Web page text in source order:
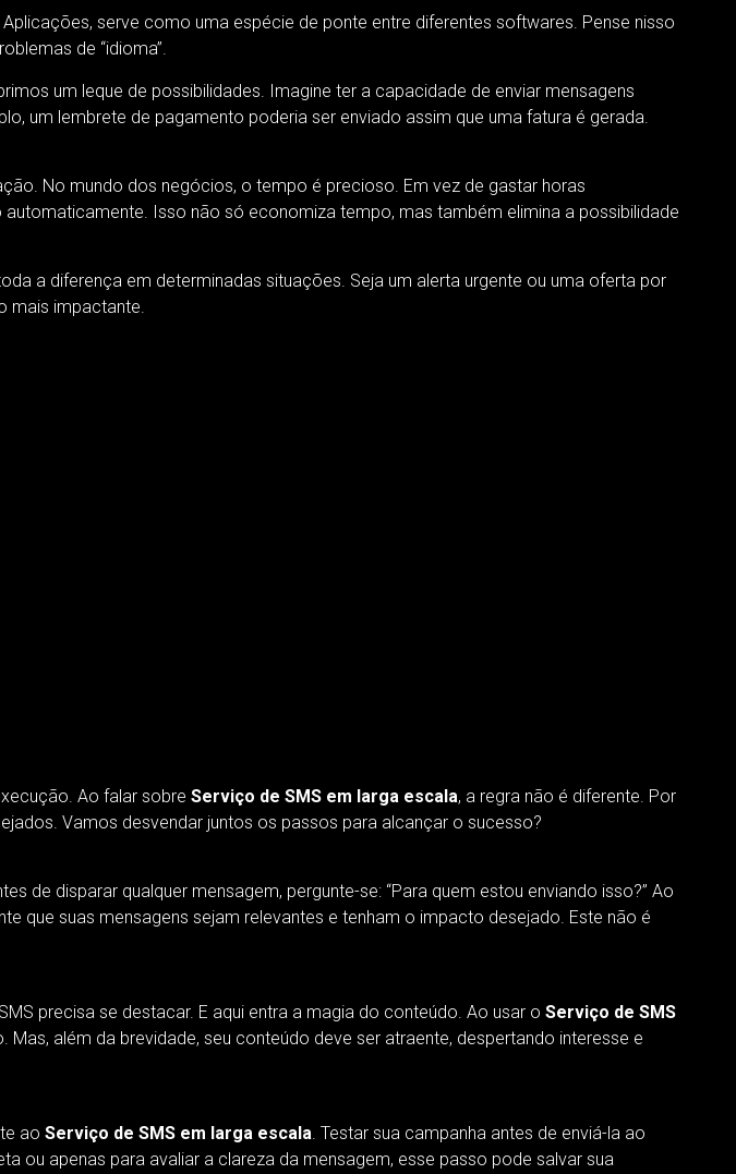
serve como uma espécie de ponte entre diferentes softwares. Pense nisso
de “idioma”.
um leque de possibilidades. Imagine ter a capacidade de enviar mensagens
um lembrete de pagamento poderia ser enviado assim que uma fatura é gerada.
No mundo dos negócios, o tempo é precioso. Em vez de gastar horas
Isso não só economiza tempo, mas também elimina a possibilidade
a diferença em determinadas situações. Seja um alerta urgente ou uma oferta por
mais impactante.
Ao falar sobre Serviço de SMS em larga escala, a regra não é diferente. Por
Vamos desvendar juntos os passos para alcançar o sucesso?
de disparar qualquer mensagem, pergunte-se: “Para quem estou enviando isso?” Ao
que suas mensagens sejam relevantes e tenham o impacto desejado. Este não é
precisa se destacar. E aqui entra a magia do conteúdo. Ao usar o Serviço de SMS
além da brevidade, seu conteúdo deve ser atraente, despertando interesse e
ao Serviço de SMS em larga escala. Testar sua campanha antes de enviá-la ao
ou apenas para avaliar a clareza da mensagem, esse passo pode salvar sua